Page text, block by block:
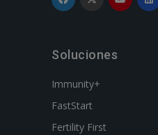
Soluciones
Immunity+
FastStart
Fertility First